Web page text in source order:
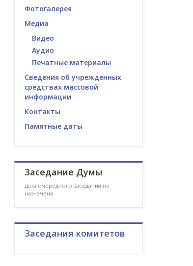
Фотогалерея
Медиа
Видео
Аудио
Печатные материалы
Сведения об учрежденных
средствах массовой
информации
Контакты
Памятные даты
Заседание Думы
Дата очередного заседания не
назначена
Заседания комитетов